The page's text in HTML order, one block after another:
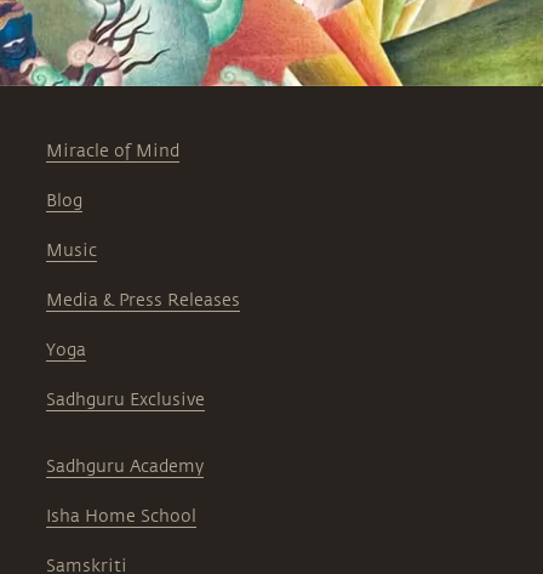
Miracle of Mind
Blog
Music
Media & Press Releases
Yoga
Sadhguru Exclusive
Sadhguru Academy
Isha Home School
Samskriti